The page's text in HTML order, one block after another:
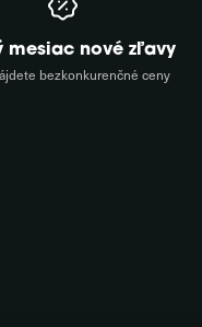
mesiac nové zľavy
bezkonkurenčné ceny